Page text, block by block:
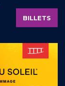
BILLETS